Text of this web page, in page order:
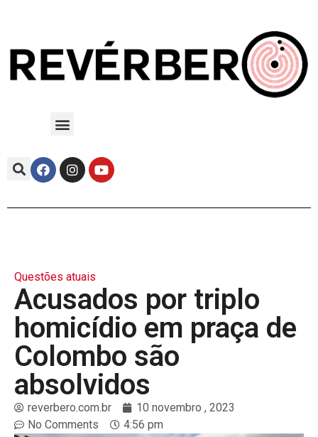
Questões atuais
Acusados por triplo
homicídio em praça de
Colombo são
absolvidos
reverbero.com.br
10 novembro , 2023
No Comments
4:56 pm